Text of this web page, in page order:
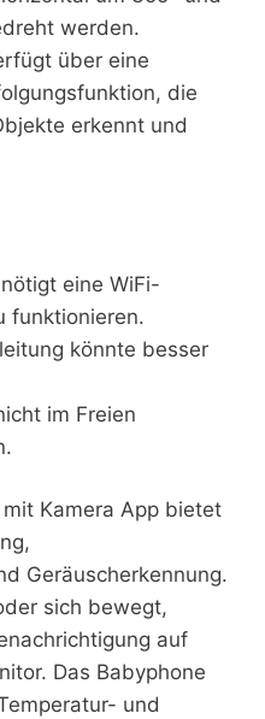
werden.
über eine
die
erkennt und
eine WiFi-
funktionieren.
könnte besser
im Freien
Kamera App bietet
Geräuscherkennung.
sich bewegt,
auf
Das Babyphone
und